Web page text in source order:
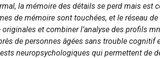
la mémoire des détails se perd mais est
de mémoire sont touchées, et le réseau
et combiner l’analyse des profils
de personnes âgées sans trouble cognitif
neuropsychologiques qui permettent de